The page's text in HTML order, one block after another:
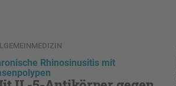
Rhinosinusitis mit